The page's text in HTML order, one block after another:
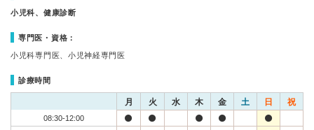
小児科、健康診断
専門医・資格：
小児科専門医、小児神経専門医
診療時間
月 火 水 木 金 土 日 祝
08:30-12:00